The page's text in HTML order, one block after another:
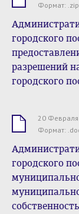
Формат: .zip
городского
разрешений
городского
20 Февраля
Формат:
городского